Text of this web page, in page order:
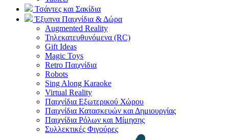
Τσάντες και Σακίδια
Έξυπνα Παιχνίδια & Δώρα
Augmented Reality
Τηλεκατευθυνόμενα (RC)
Gift Ideas
Magic Toys
Retro Παιχνίδια
Robots
Sing Along Karaoke
Virtual Reality
Παιχνίδια Εξωτερικού Χώρου
Παιχνίδια Κατασκευών και Δημιουργίας
Παιχνίδια Ρόλων και Μίμησης
Συλλεκτικές Φιγούρες